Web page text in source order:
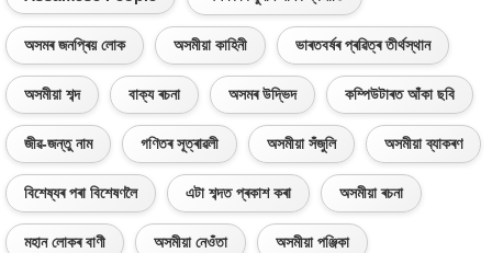
অসমৰ জনপ্ৰিয় লোক অসমীয়া কাহিনী ভাৰতবৰ্ষৰ প্ৰৱিত্ৰ তীৰ্থস্থান
অসমীয়া শব্দ বাক্য ৰচনা অসমৰ উদ্ভিদ কম্পিউটাৰত আঁকা ছবি
জীৱ-জন্তু নাম গণিতৰ সূত্ৰাৱলী অসমীয়া সঁজুলি অসমীয়া ব্যাকৰণ
বিশেষ্যৰ পৰা বিশেষণলৈ এটা শব্দত প্ৰকাশ কৰা অসমীয়া ৰচনা
মহান লোকৰ বাণী অসমীয়া নেওঁতা অসমীয়া পঞ্জিকা